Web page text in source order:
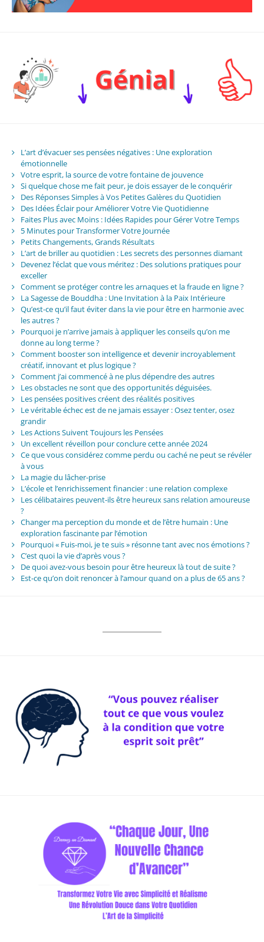
L’art d’évacuer ses pensées négatives : Une exploration
émotionnelle
Votre esprit, la source de votre fontaine de jouvence
Si quelque chose me fait peur, je dois essayer de le conquérir
Des Réponses Simples à Vos Petites Galères du Quotidien
Des Idées Éclair pour Améliorer Votre Vie Quotidienne
Faites Plus avec Moins : Idées Rapides pour Gérer Votre Temps
5 Minutes pour Transformer Votre Journée
Petits Changements, Grands Résultats
L’art de briller au quotidien : Les secrets des personnes diamant
Devenez l’éclat que vous méritez : Des solutions pratiques pour
exceller
Comment se protéger contre les arnaques et la fraude en ligne ?
La Sagesse de Bouddha : Une Invitation à la Paix Intérieure
Qu’est-ce qu’il faut éviter dans la vie pour être en harmonie avec
les autres ?
Pourquoi je n’arrive jamais à appliquer les conseils qu’on me
donne au long terme ?
Comment booster son intelligence et devenir incroyablement
créatif, innovant et plus logique ?
Comment j’ai commencé à ne plus dépendre des autres
Les obstacles ne sont que des opportunités déguisées.
Les pensées positives créent des réalités positives
Le véritable échec est de ne jamais essayer : Osez tenter, osez
grandir
Les Actions Suivent Toujours les Pensées
Un excellent réveillon pour conclure cette année 2024
Ce que vous considérez comme perdu ou caché ne peut se révéler
à vous
La magie du lâcher-prise
L’école et l’enrichissement financier : une relation complexe
Les célibataires peuvent-ils être heureux sans relation amoureuse
?
Changer ma perception du monde et de l’être humain : Une
exploration fascinante par l’émotion
Pourquoi « Fuis-moi, je te suis » résonne tant avec nos émotions ?
C’est quoi la vie d’après vous ?
De quoi avez-vous besoin pour être heureux là tout de suite ?
Est-ce qu’on doit renoncer à l’amour quand on a plus de 65 ans ?